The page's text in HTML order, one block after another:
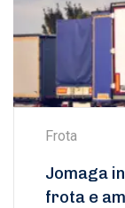
Frota
Jomaga
frota e